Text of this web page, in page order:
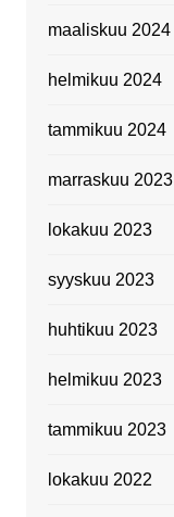
maaliskuu 2024
helmikuu 2024
tammikuu 2024
marraskuu 2023
lokakuu 2023
syyskuu 2023
huhtikuu 2023
helmikuu 2023
tammikuu 2023
lokakuu 2022